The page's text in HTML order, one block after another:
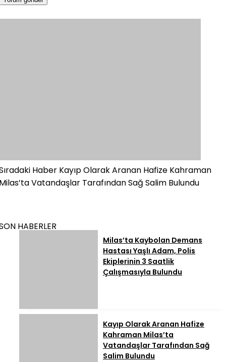
Haber Kayıp Olarak Aranan Hafize Kahraman
Vatandaşlar Tarafından Sağ Salim Bulundu
HABERLER
Milas’ta Kaybolan Demans
Hastası Yaşlı Adam, Polis
Ekiplerinin 3 Saatlik
Çalışmasıyla Bulundu
Kayıp Olarak Aranan Hafize
Kahraman Milas’ta
Vatandaşlar Tarafından Sağ
Salim Bulundu